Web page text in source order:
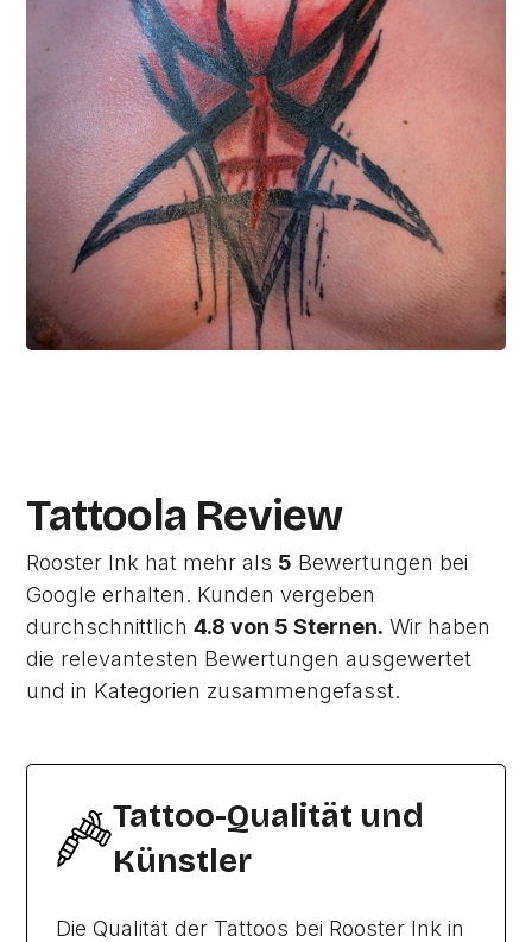
Tattoola Review
Rooster Ink hat mehr als 5 Bewertungen bei
Google erhalten. Kunden vergeben
durchschnittlich4.8 von 5 Sternen. Wir haben
die relevantesten Bewertungen ausgewertet
und in Kategorien zusammengefasst.
Tattoo-Qualität und
Künstler
Die Qualität der Tattoos bei Rooster Ink in